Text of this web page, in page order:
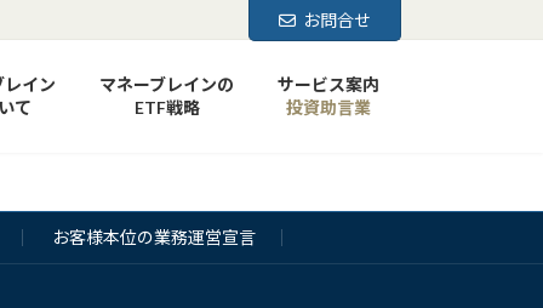
お問合せ
レイン
て
マネーブレインの
ETF戦略
サービス案内
投資助言業
お客様本位の業務運営宣言